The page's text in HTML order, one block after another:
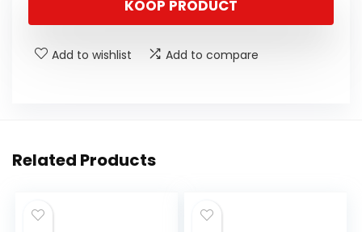
KOOP PRODUCT
Add to wishlist Add to compare
Related Products